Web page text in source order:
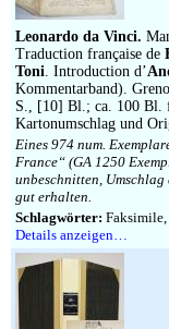
Leonardo da Vinci.
Traduction française de
Toni. Introduction d’
Kommentarband).
S., [10] Bl.; ca. 100 Bl.
Kartonumschlag und
Eines 974 num.
France“ (GA 1250
unbeschnitten, Umschlag
gut erhalten.
Schlagwörter:
Details anzeigen…